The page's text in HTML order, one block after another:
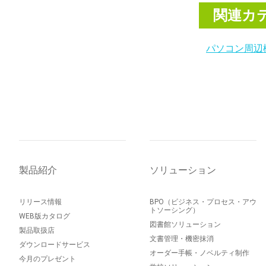
関連カ
パソコン周辺
製品紹介
リリース情報
WEB版カタログ
製品取扱店
ダウンロードサービス
今月のプレゼント
ソリューション
BPO（ビジネス・プロセス・アウ
トソーシング）
図書館ソリューション
文書管理・機密抹消
オーダー手帳・ノベルティ制作